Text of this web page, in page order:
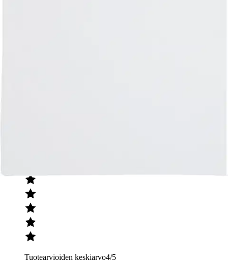
Tuotearvioiden keskiarvo4/5